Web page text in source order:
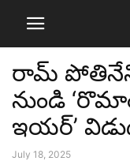
రామ్ పోతినేని
నుండి
ఇయర్’
July 18, 2025